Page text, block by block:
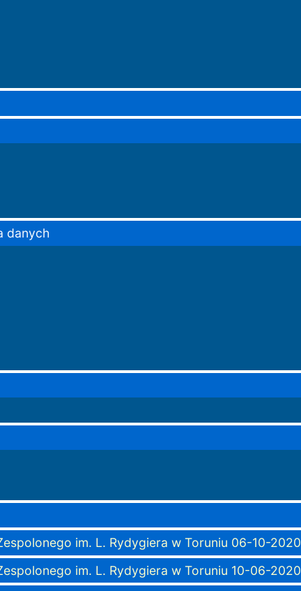
danych
im. L. Rydygiera w Toruniu 06-10-2020
im. L. Rydygiera w Toruniu 10-06-2020